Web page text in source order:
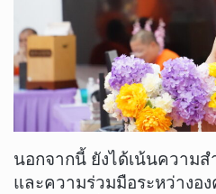
นอกจากนี้ ยังได้เน้นความ
และความร่วมมือระหว่างอ